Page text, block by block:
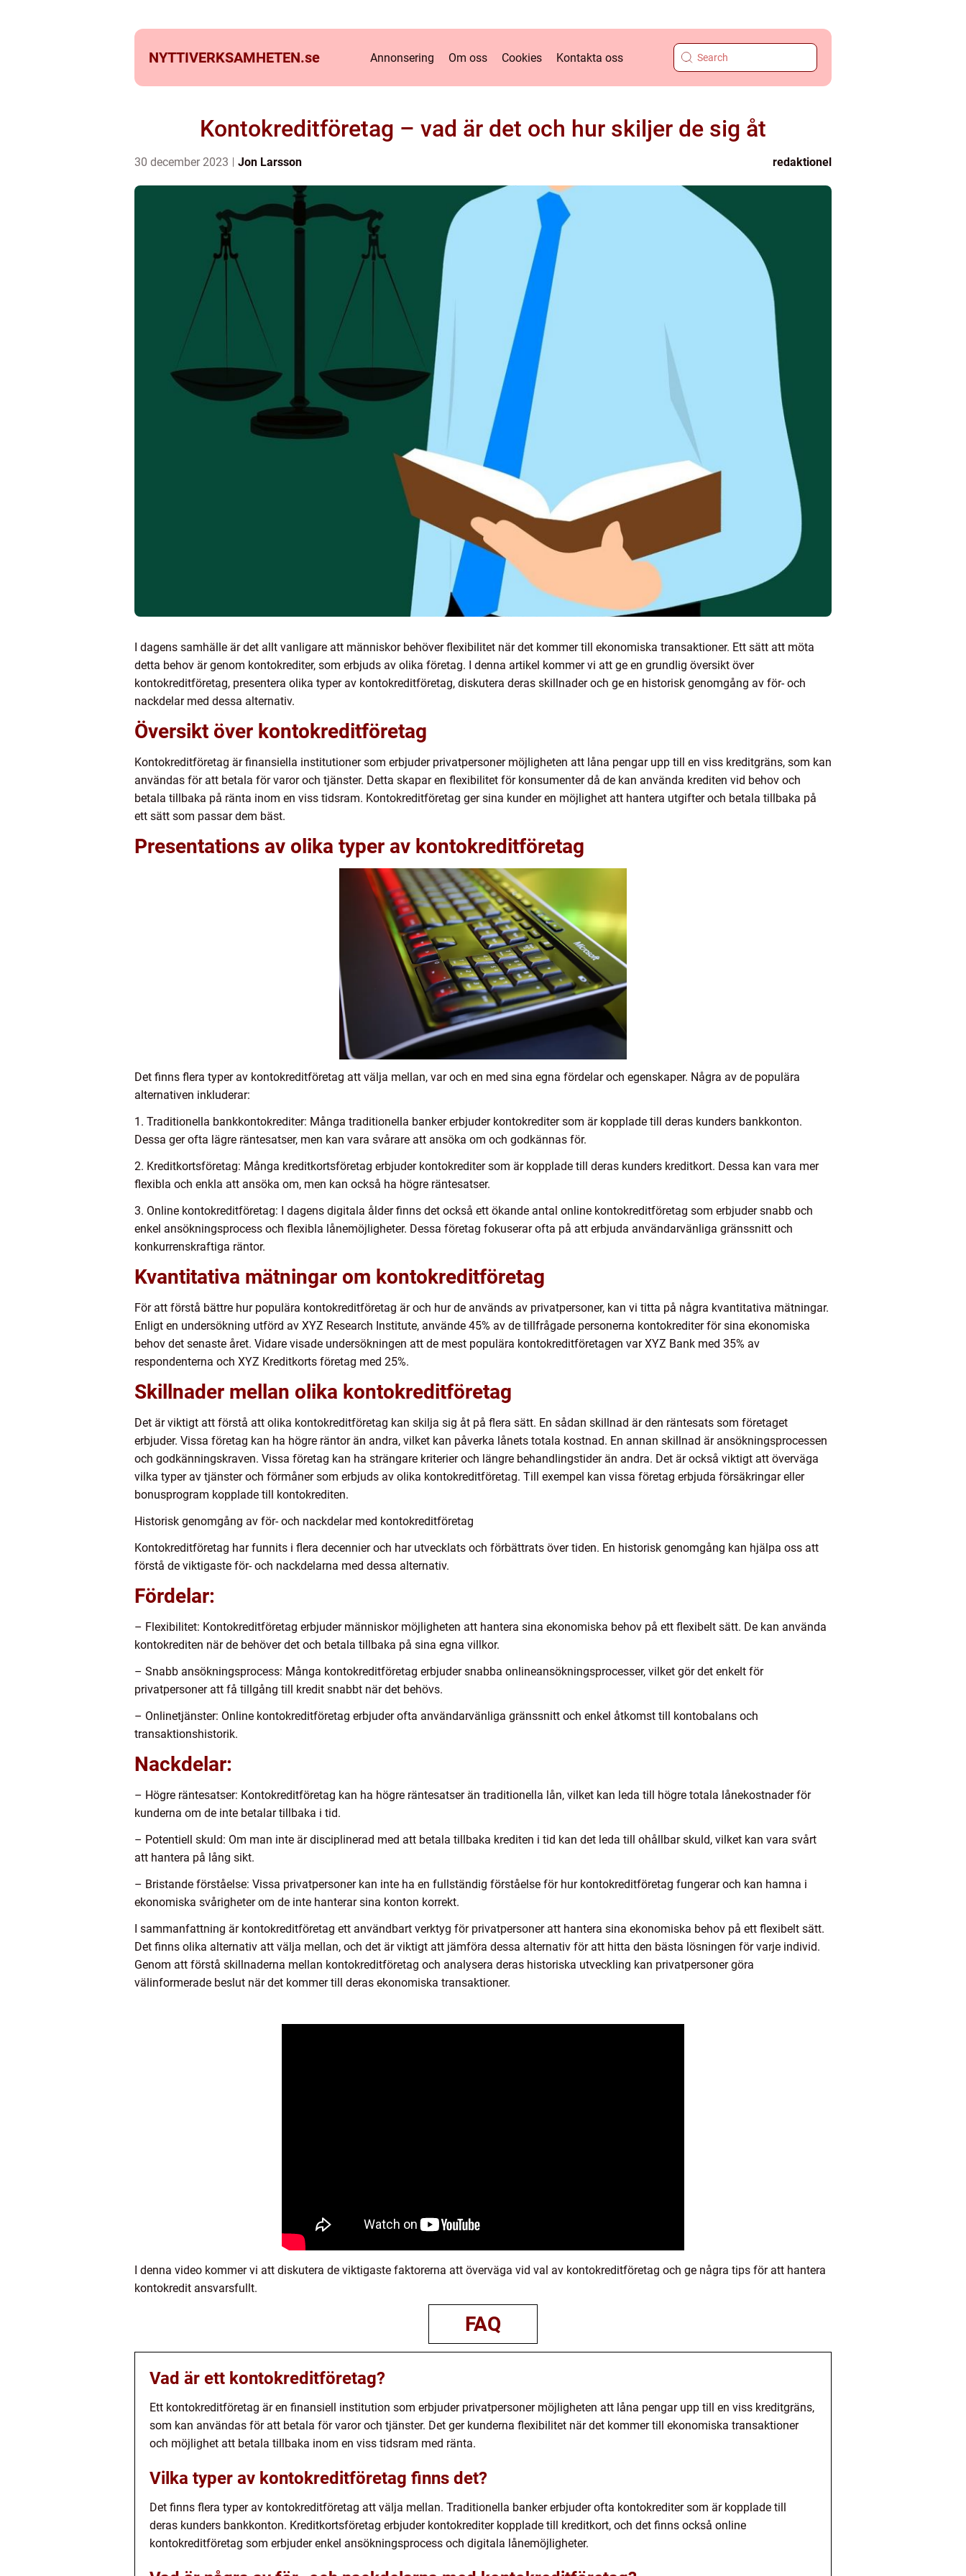
NYTTIVERKSAMHETEN.se Annonsering Om oss Cookies Kontakta oss
Kontokreditföretag – vad är det och hur skiljer de sig åt
30 december 2023 Jon Larsson redaktionel
I dagens samhälle är det allt vanligare att människor behöver flexibilitet när det kommer till ekonomiska transaktioner. Ett sätt att möta
detta behov är genom kontokrediter, som erbjuds av olika företag. I denna artikel kommer vi att ge en grundlig översikt över
kontokreditföretag, presentera olika typer av kontokreditföretag, diskutera deras skillnader och ge en historisk genomgång av för- och
nackdelar med dessa alternativ.
Översikt över kontokreditföretag
Kontokreditföretag är finansiella institutioner som erbjuder privatpersoner möjligheten att låna pengar upp till en viss kreditgräns, som kan
användas för att betala för varor och tjänster. Detta skapar en flexibilitet för konsumenter då de kan använda krediten vid behov och
betala tillbaka på ränta inom en viss tidsram. Kontokreditföretag ger sina kunder en möjlighet att hantera utgifter och betala tillbaka på
ett sätt som passar dem bäst.
Presentations av olika typer av kontokreditföretag
Det finns flera typer av kontokreditföretag att välja mellan, var och en med sina egna fördelar och egenskaper. Några av de populära
alternativen inkluderar:
1. Traditionella bankkontokrediter: Många traditionella banker erbjuder kontokrediter som är kopplade till deras kunders bankkonton.
Dessa ger ofta lägre räntesatser, men kan vara svårare att ansöka om och godkännas för.
2. Kreditkortsföretag: Många kreditkortsföretag erbjuder kontokrediter som är kopplade till deras kunders kreditkort. Dessa kan vara mer
flexibla och enkla att ansöka om, men kan också ha högre räntesatser.
3. Online kontokreditföretag: I dagens digitala ålder finns det också ett ökande antal online kontokreditföretag som erbjuder snabb och
enkel ansökningsprocess och flexibla lånemöjligheter. Dessa företag fokuserar ofta på att erbjuda användarvänliga gränssnitt och
konkurrenskraftiga räntor.
Kvantitativa mätningar om kontokreditföretag
För att förstå bättre hur populära kontokreditföretag är och hur de används av privatpersoner, kan vi titta på några kvantitativa mätningar.
Enligt en undersökning utförd av XYZ Research Institute, använde 45% av de tillfrågade personerna kontokrediter för sina ekonomiska
behov det senaste året. Vidare visade undersökningen att de mest populära kontokreditföretagen var XYZ Bank med 35% av
respondenterna och XYZ Kreditkorts företag med 25%.
Skillnader mellan olika kontokreditföretag
Det är viktigt att förstå att olika kontokreditföretag kan skilja sig åt på flera sätt. En sådan skillnad är den räntesats som företaget
erbjuder. Vissa företag kan ha högre räntor än andra, vilket kan påverka lånets totala kostnad. En annan skillnad är ansökningsprocessen
och godkänningskraven. Vissa företag kan ha strängare kriterier och längre behandlingstider än andra. Det är också viktigt att överväga
vilka typer av tjänster och förmåner som erbjuds av olika kontokreditföretag. Till exempel kan vissa företag erbjuda försäkringar eller
bonusprogram kopplade till kontokrediten.
Historisk genomgång av för- och nackdelar med kontokreditföretag
Kontokreditföretag har funnits i flera decennier och har utvecklats och förbättrats över tiden. En historisk genomgång kan hjälpa oss att
förstå de viktigaste för- och nackdelarna med dessa alternativ.
Fördelar:
– Flexibilitet: Kontokreditföretag erbjuder människor möjligheten att hantera sina ekonomiska behov på ett flexibelt sätt. De kan använda
kontokrediten när de behöver det och betala tillbaka på sina egna villkor.
– Snabb ansökningsprocess: Många kontokreditföretag erbjuder snabba onlineansökningsprocesser, vilket gör det enkelt för
privatpersoner att få tillgång till kredit snabbt när det behövs.
– Onlinetjänster: Online kontokreditföretag erbjuder ofta användarvänliga gränssnitt och enkel åtkomst till kontobalans och
transaktionshistorik.
Nackdelar:
– Högre räntesatser: Kontokreditföretag kan ha högre räntesatser än traditionella lån, vilket kan leda till högre totala lånekostnader för
kunderna om de inte betalar tillbaka i tid.
– Potentiell skuld: Om man inte är disciplinerad med att betala tillbaka krediten i tid kan det leda till ohållbar skuld, vilket kan vara svårt
att hantera på lång sikt.
– Bristande förståelse: Vissa privatpersoner kan inte ha en fullständig förståelse för hur kontokreditföretag fungerar och kan hamna i
ekonomiska svårigheter om de inte hanterar sina konton korrekt.
I sammanfattning är kontokreditföretag ett användbart verktyg för privatpersoner att hantera sina ekonomiska behov på ett flexibelt sätt.
Det finns olika alternativ att välja mellan, och det är viktigt att jämföra dessa alternativ för att hitta den bästa lösningen för varje individ.
Genom att förstå skillnaderna mellan kontokreditföretag och analysera deras historiska utveckling kan privatpersoner göra
välinformerade beslut när det kommer till deras ekonomiska transaktioner.
I denna video kommer vi att diskutera de viktigaste faktorerna att överväga vid val av kontokreditföretag och ge några tips för att hantera
kontokredit ansvarsfullt.
FAQ
Vad är ett kontokreditföretag?
Ett kontokreditföretag är en finansiell institution som erbjuder privatpersoner möjligheten att låna pengar upp till en viss kreditgräns,
som kan användas för att betala för varor och tjänster. Det ger kunderna flexibilitet när det kommer till ekonomiska transaktioner
och möjlighet att betala tillbaka inom en viss tidsram med ränta.
Vilka typer av kontokreditföretag finns det?
Det finns flera typer av kontokreditföretag att välja mellan. Traditionella banker erbjuder ofta kontokrediter som är kopplade till
deras kunders bankkonton. Kreditkortsföretag erbjuder kontokrediter kopplade till kreditkort, och det finns också online
kontokreditföretag som erbjuder enkel ansökningsprocess och digitala lånemöjligheter.